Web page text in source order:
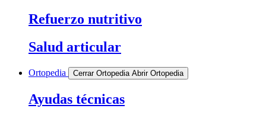
Refuerzo nutritivo
Salud articular
Ortopedia Cerrar Ortopedia Abrir Ortopedia
Ayudas técnicas